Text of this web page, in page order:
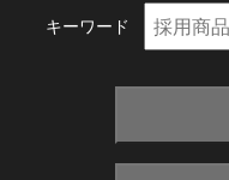
キーワード